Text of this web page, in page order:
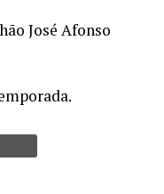
José Afonso